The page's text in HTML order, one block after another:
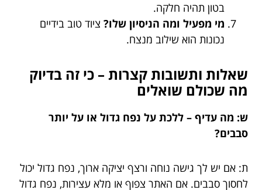
בטון תהיה חלקה.
מי מפעיל ומה הניסיון שלו? ציוד טוב בידיים
נכונות הוא שילוב מנצח.
שאלות ותשובות קצרות – כי זה בדיוק
מה שכולם שואלים
ש: מה עדיף – ללכת על נפח גדול או על יותר
סבבים?
ת: אם יש לך גישה נוחה ורצף יציקה ארוך, נפח גדול יכול
לחסוך סבבים. אם האתר צפוף או מלא עצירות, נפח גדול